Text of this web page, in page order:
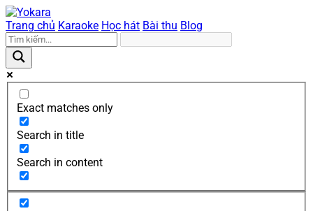
Trang chủ Karaoke Học hát Bài thu Blog
Exact matches only
Search in title
Search in content